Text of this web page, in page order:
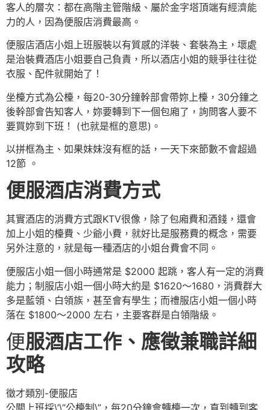
客人的層次：都在高階主管階級、屬於金字塔頂端有經濟能
力的人，因為便服店消費最高。
便服店酒店小姐上班服裝以有質感的洋裝、套裝為主，壞處
是治裝費酒店小姐要自己負責，所以酒店小姐的競爭往往從
衣服、配件就開始了！
坐檯方式為公檯，每20-30分鐘幹部會帶妳上檯，30分鐘之
後幹部會告知客人，妳要轉到下一個包廂了，詢問客人要不
要買妳到下班！ (也就是框的意思)。
以拼框為主、如果妹妹沒有框的話，一天下來節數不會超過
12節 。
便服酒店消費方式
其實酒店的消費方式跟KTV很像，除了包廂費和酒錢，還會
加上小姐的檯費、少爺小費，就好比是服務費的概念，需要
另外注意的，就是每一種酒店的小姐台費會不同。
便服店小姐一個小時通常是 $2000 起跳，客人有一定的消費
能力；制服店小姐一個小時大約是 $1620～1680，消費群大
多是藍領、白領族，甚至會有學生；而禮服店小姐一個小時
落在 $1800～2000 左右，主要客群是白領階級。
便服酒店工作、應徵兼職詳細
攻略
徵才類別-便服店